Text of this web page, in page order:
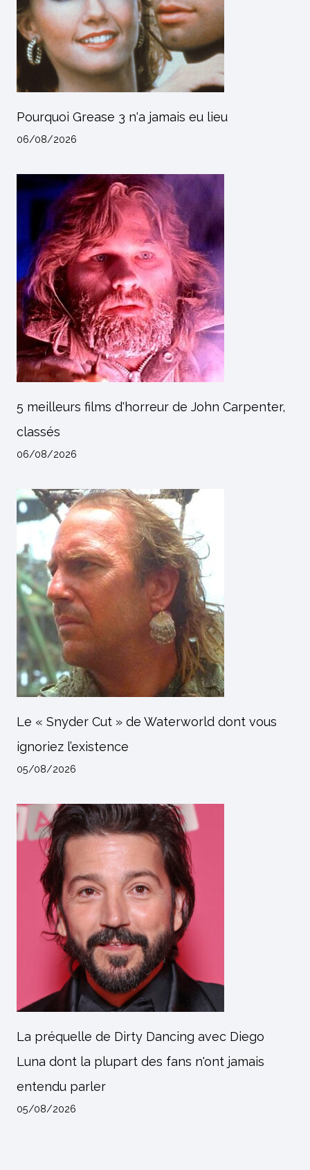
Pourquoi Grease 3 n'a jamais eu lieu
06/08/2026
5 meilleurs films d'horreur de John Carpenter,
classés
06/08/2026
Le « Snyder Cut » de Waterworld dont vous
ignoriez l’existence
05/08/2026
La préquelle de Dirty Dancing avec Diego
Luna dont la plupart des fans n'ont jamais
entendu parler
05/08/2026